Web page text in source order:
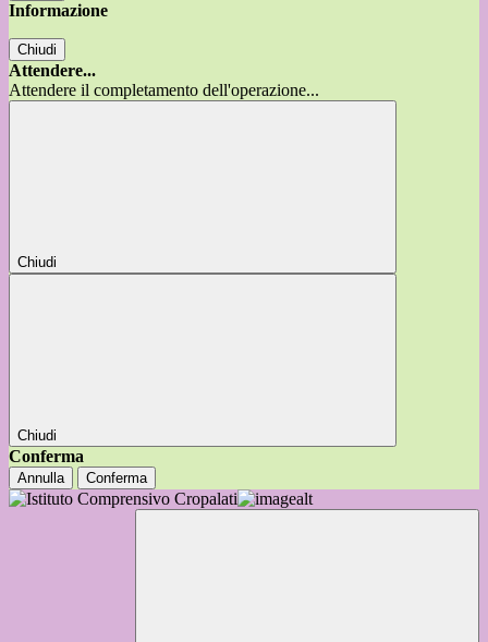
Informazione
Chiudi
Attendere...
Attendere il completamento dell'operazione...
Chiudi
Chiudi
Conferma
Annulla Conferma